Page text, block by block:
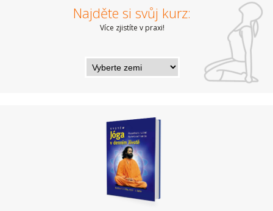
Najděte si svůj kurz:
Více zjistíte v praxi!